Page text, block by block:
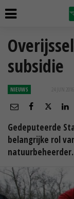
subsidie
NIEUWS 24 JUN
Gedeputeerde
belangrijke rol
natuurbeheerder.